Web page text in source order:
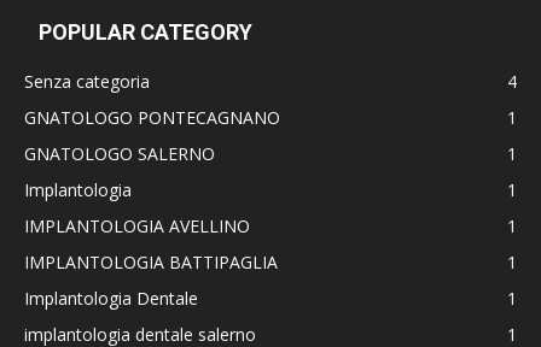
POPULAR CATEGORY
Senza categoria
4
GNATOLOGO PONTECAGNANO
1
GNATOLOGO SALERNO
1
Implantologia
1
IMPLANTOLOGIA AVELLINO
1
IMPLANTOLOGIA BATTIPAGLIA
1
Implantologia Dentale
1
implantologia dentale salerno
1